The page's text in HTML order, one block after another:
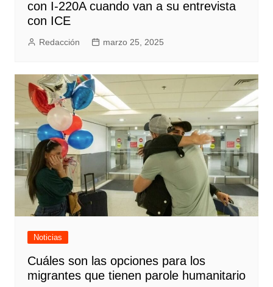
con I-220A cuando van a su entrevista
con ICE
Redacción marzo 25, 2025
Noticias
Cuáles son las opciones para los
migrantes que tienen parole humanitario